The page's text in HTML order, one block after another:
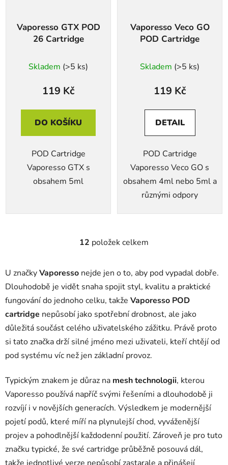
Vaporesso GTX POD
26 Cartridge
Skladem (>5 ks)
119 Kč
DO KOŠÍKU
POD Cartridge
Vaporesso GTX s
obsahem 5ml
Vaporesso Veco GO
POD Cartridge
Skladem (>5 ks)
119 Kč
DETAIL
POD Cartridge
Vaporesso Veco GO s
obsahem 4ml nebo 5ml a
různými odpory
O
l
á
d
a
c
í
p
r
v
y
v
ý
i
s
u
12 položek celkem
U značkyVaporesso nejde jen o to, aby pod vypadal dobře.
Dlouhodobě je vidět snaha spojit styl, kvalitu a praktické
fungování do jednoho celku, takže Vaporesso POD
cartridge nepůsobí jako spotřební drobnost, ale jako
důležitá součást celého uživatelského zážitku. Právě proto
si tato značka drží silné jméno mezi uživateli, kteří chtějí od
pod systému víc než jen základní provoz.
Typickým znakem je důraz na mesh technologii, kterou
Vaporesso používá napříč svými řešeními a dlouhodobě ji
rozvíjí i v novějších generacích. Výsledkem je modernější
pojetí podů, které míří na plynulejší chod, vyváženější
projev a pohodlnější každodenní použití. Zároveň je pro tuto
značku typické, že své cartridge průběžně posouvá dál,